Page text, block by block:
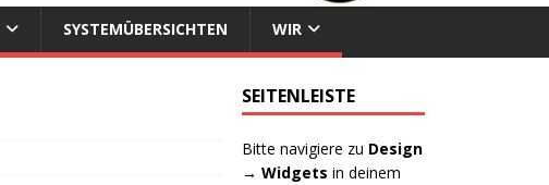
SYSTEMÜBERSICHTEN WIR
SEITENLEISTE
Bitte navigiere zu Design
→ Widgets in deinem